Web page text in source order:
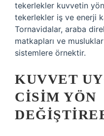
tekerlekler kuvvetin
tekerlekler iş ve enerji
Tornavidalar, araba
matkapları ve
sistemlere örnektir.
KUVVET
CISIM YÖN